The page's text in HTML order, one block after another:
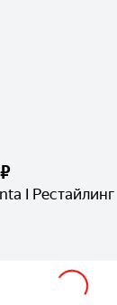
I Рестайлинг